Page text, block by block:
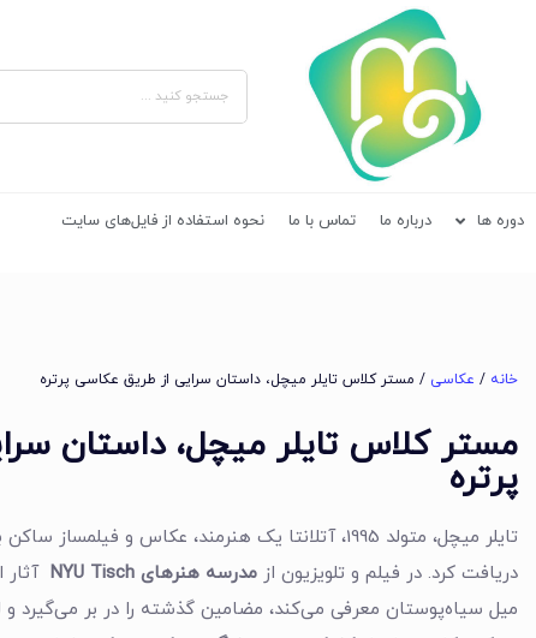
دوره ها درباره ما تماس با ما نحوه استفاده از فایل‌های سایت
خانه / عکاسی / مستر کلاس تایلر میچل، داستان سرایی از طریق عکاسی پرتره
مستر کلاس تایلر میچل، داستان
پرتره
تایلر میچل، متولد 1995، آتلانتا یک هنرمند، عکاس و فیلمساز ساکن بروکلین است. او مدرک
دریافت کرد. در فیلم و تلویزیون از مدرسه هنرهای NYU Tisch
آثار
میل سیاه‌پوستان معرفی می‌کند، مضامین گذشته را در بر می‌گیرد و